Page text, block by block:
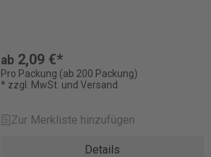
ab 2,09 €*
Pro Packung (ab 200 Packung)
* zzgl. MwSt. und Versand
Zur Merkliste hinzufügen
Details